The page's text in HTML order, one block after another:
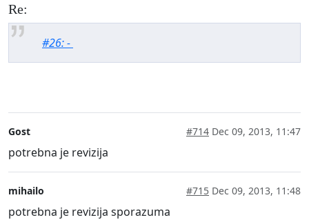
Re:
#26: -
Gost #714 Dec 09, 2013, 11:47
potrebna je revizija
mihailo #715 Dec 09, 2013, 11:48
potrebna je revizija sporazuma